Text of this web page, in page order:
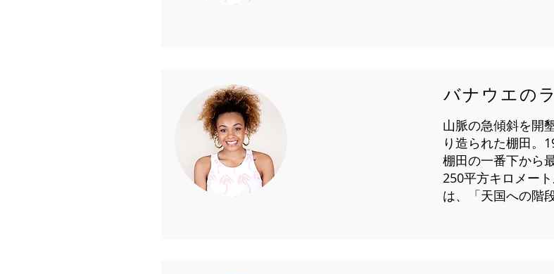
バナウエの
山脈の急傾斜を開
り造られた棚田。
棚田の一番下から
250平方キロメー
は、「天国への階